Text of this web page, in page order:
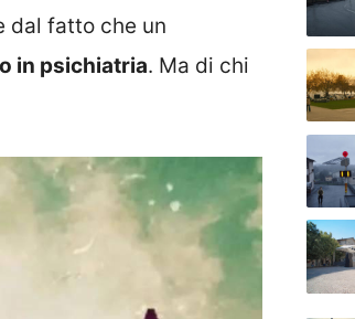
dal fatto che un
in psichiatria. Ma di chi